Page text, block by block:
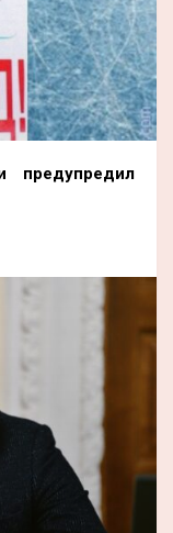
предупредил